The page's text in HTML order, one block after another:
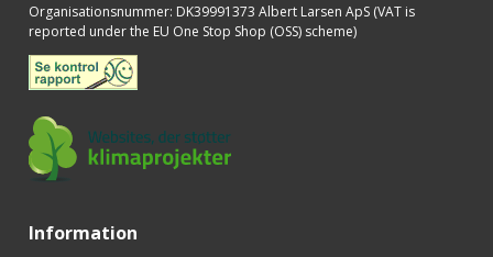
Organisationsnummer: DK39991373 Albert Larsen ApS (VAT is
reported under the EU One Stop Shop (OSS) scheme)
Information